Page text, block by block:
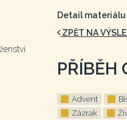
Detail materiálu
ZPĚT NA
PŘÍBĚH
Advent
Zázrak